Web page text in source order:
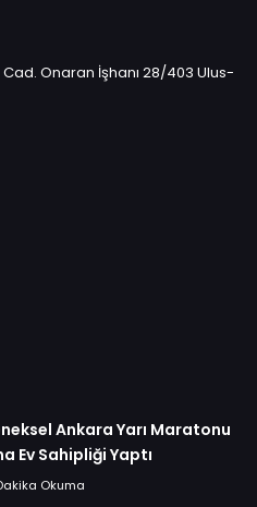
Onaran İşhanı 28/403 Ulus-
Ankara Yarı Maratonu
Ev Sahipliği Yaptı
Okuma